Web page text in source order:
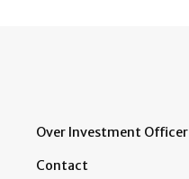
Over Investment Officer
Contact